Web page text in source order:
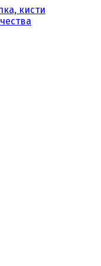
кисти